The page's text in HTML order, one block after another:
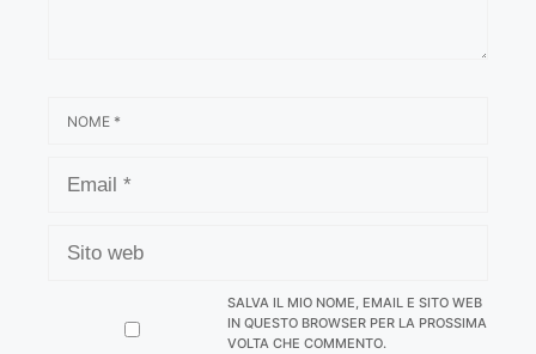
WEB
SALVA IL MIO NOME, EMAIL E SITO WEB
IN QUESTO BROWSER PER LA PROSSIMA
VOLTA CHE COMMENTO.